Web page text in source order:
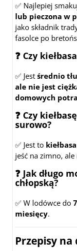
✅ Najlepiej
lub pieczona w
jako składnik
fasolce po
❓ Czy
✅ Jest średnio
ale nie jest
domowych
❓ Czy
surowo?
✅ Jest to
jeść na zimno,
❓ Jak długo
chłopską?
✅ W lodówce do
miesięcy.
Przepisy na